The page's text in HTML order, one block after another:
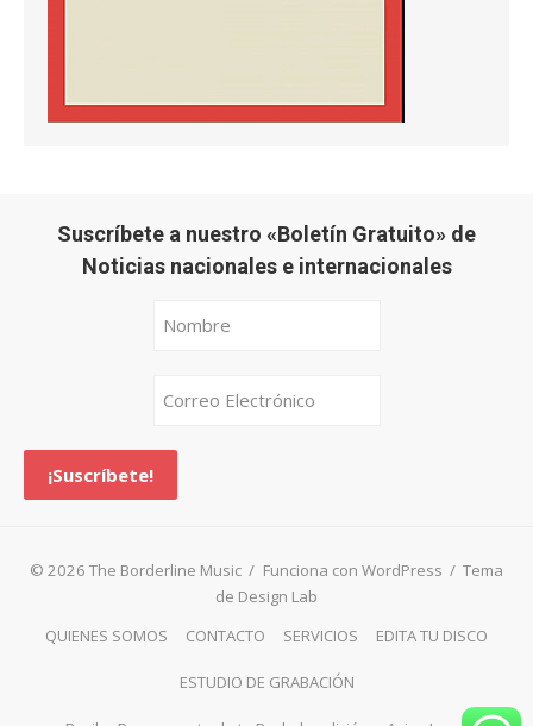
Suscríbete a nuestro «Boletín Gratuito» de
Noticias nacionales e internacionales
© 2026 The Borderline Music / Funciona con WordPress / Tema
de Design Lab
QUIENES SOMOS
CONTACTO SERVICIOS EDITA TU DISCO
ESTUDIO DE GRABACIÓN